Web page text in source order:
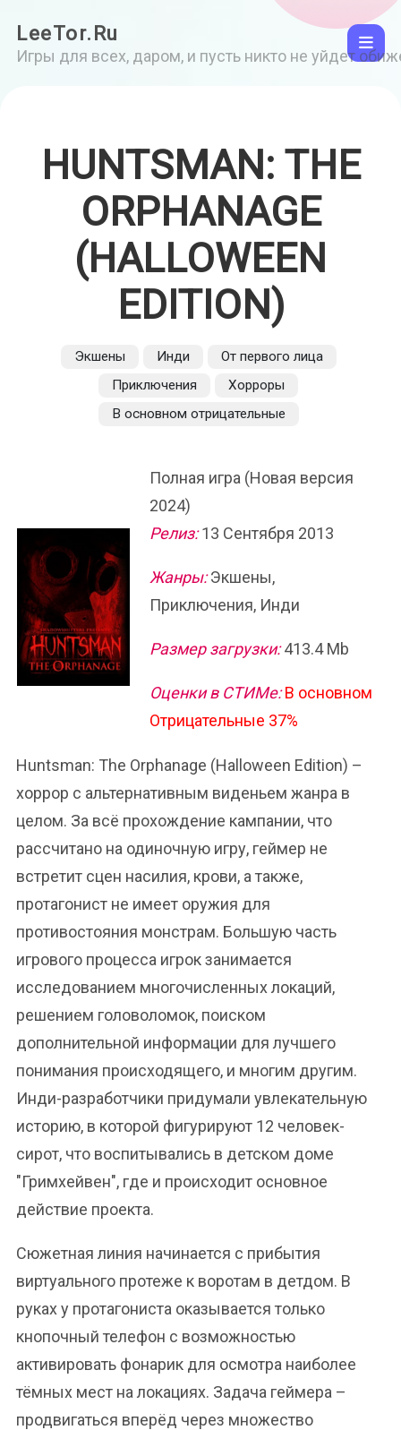
LeeTor.Ru
Игры для всех, даром, и пусть никто не уйдет
HUNTSMAN: THE
ORPHANAGE
(HALLOWEEN
EDITION)
Экшены Инди
От первого лица
Приключения
Хорроры
В основном отрицательные
Полная игра (Новая версия
2024)
Релиз:13 Сентября 2013
Жанры:Экшены,
Приключения, Инди
Размер загрузки:413.4 Mb
Оценки в СТИМе: В основном
Отрицательные 37%
Huntsman: The Orphanage (Halloween Edition) –
хоррор с альтернативным виденьем жанра в
целом. За всё прохождение кампании, что
рассчитано на одиночную игру, геймер не
встретит сцен насилия, крови, а также,
протагонист не имеет оружия для
противостояния монстрам. Большую часть
игрового процесса игрок занимается
исследованием многочисленных локаций,
решением головоломок, поиском
дополнительной информации для лучшего
понимания происходящего, и многим другим.
Инди-разработчики придумали увлекательную
историю, в которой фигурируют 12 человек-
сирот, что воспитывались в детском доме
"Гримхейвен", где и происходит основное
действие проекта.
Сюжетная линия начинается с прибытия
виртуального протеже к воротам в детдом. В
руках у протагониста оказывается только
кнопочный телефон с возможностью
активировать фонарик для осмотра наиболее
тёмных мест на локациях. Задача геймера –
продвигаться вперёд через множество